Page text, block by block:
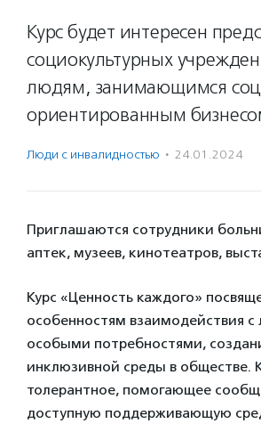
Курс будет интересен
социокультурных
людям, занимающимся
ориентированным
Люди с инвалидностью · 24.01.2024
Приглашаются сотрудники
аптек, музеев, кинотеатров,
Курс «Ценность каждого»
особенностям взаимодействия
особыми потребностями,
инклюзивной среды в обществе.
толерантное, помогающее
доступную поддерживающую